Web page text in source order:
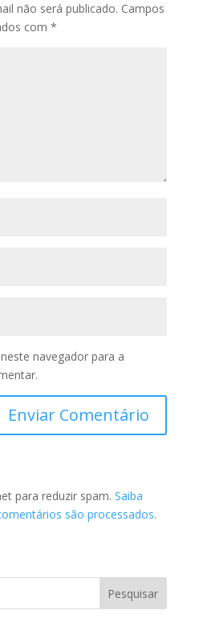
não será publicado. Campos
com *
navegador para a
para reduzir spam. Saiba
são processados.